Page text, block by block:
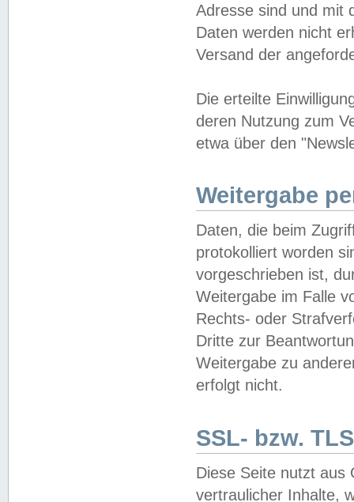
Adresse sind und mit
Daten werden nicht
Versand der
Die erteilte
deren Nutzung zum
etwa über den
Weitergabe
Daten, die beim
protokolliert worden
vorgeschrieben ist,
Weitergabe im Falle
Rechts- oder
Dritte zur
Weitergabe zu
erfolgt nicht.
SSL- bzw.
Diese Seite nutzt aus
vertraulicher Inhalte,